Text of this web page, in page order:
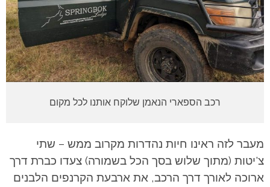
רכב הספארי הנאמן שלוקח אותנו לכל מקום
מעבר לזה ראינו חיות נהדרות מקרוב ממש – שתי
צ'יטות (מתוך שלוש בסך הכל בשמורה) צעדו כברת דרך
ארוכה לאורך דרך הרכב, את ארבעת הקרנפים הלבנים